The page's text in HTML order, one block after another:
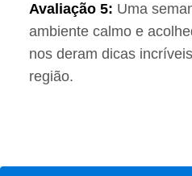
Avaliação 5: Uma
ambiente calmo e
nos deram dicas
região.